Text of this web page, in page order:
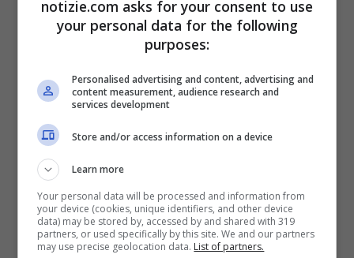
James Chilimigras, lo studente che sta per raggiungere un
notizie.com asks for your consent to use
your personal data for the following
purposes:
Personalised advertising and content, advertising and
content measurement, audience research and
services development
Store and/or access information on a device
Learn more
Your personal data will be processed and information from
your device (cookies, unique identifiers, and other device
data) may be stored by, accessed by and shared with 319
partners, or used specifically by this site. We and our partners
may use precise geolocation data. List of partners.